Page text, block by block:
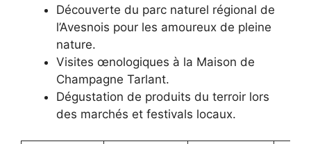
Découverte du parc naturel régional de
l’Avesnois pour les amoureux de pleine
nature.
Visites œnologiques à la Maison de
Champagne Tarlant.
Dégustation de produits du terroir lors
des marchés et festivals locaux.